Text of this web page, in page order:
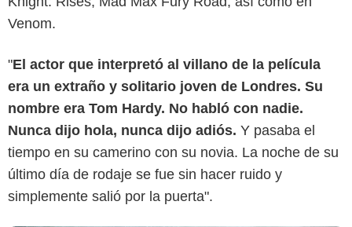
Venom.
"El actor que interpretó al villano de la película
era un extraño y solitario joven de Londres. Su
nombre era Tom Hardy. No habló con nadie.
Nunca dijo hola, nunca dijo adiós. Y pasaba el
tiempo en su camerino con su novia. La noche de su
último día de rodaje se fue sin hacer ruido y
simplemente salió por la puerta".